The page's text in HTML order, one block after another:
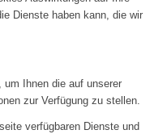
Dienste haben kann, die wir
um Ihnen die auf unserer
zur Verfügung zu stellen.
verfügbaren Dienste und